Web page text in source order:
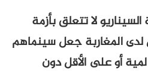
تتعلق بأزمة
جعل سينماهم
دون